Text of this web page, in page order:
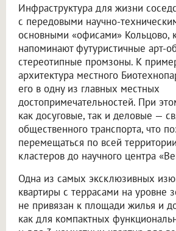
Инфраструктура для жизни
с передовыми научно-
основными «офисами» Кольцово,
напоминают футуристичные арт-
стереотипные промзоны. К
архитектура местного
его в одну из главных местных
достопримечательностей. При
как досуговые, так и деловые —
общественного транспорта, что
перемещаться по всей
кластеров до научного центра
Одна из самых эксклюзивных
квартиры с террасами на уровне
не привязан к площади жилья и
как для компактных